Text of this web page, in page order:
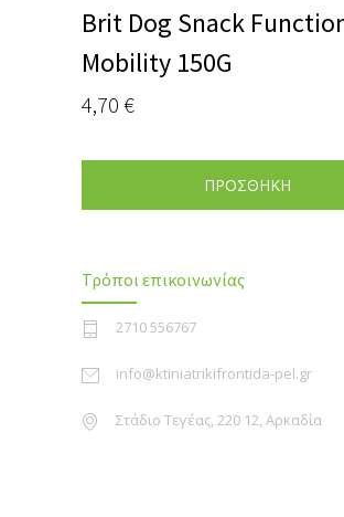
Brit Dog Snack
Mobility 150G
4,70 €
ΠΡΟΣΘΗΚΗ
Τρόποι επικοινωνίας
2710 556767
info@ktiniatrikifrontida-pel.gr
Στάδιο Τεγέας, 220 12, Αρκαδία